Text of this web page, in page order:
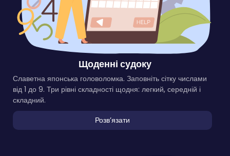
Щоденні судоку
Славетна японська головоломка. Заповніть сітку числами
від 1 до 9. Три рівні складності щодня: легкий, середній і
складний.
Розвʼязати